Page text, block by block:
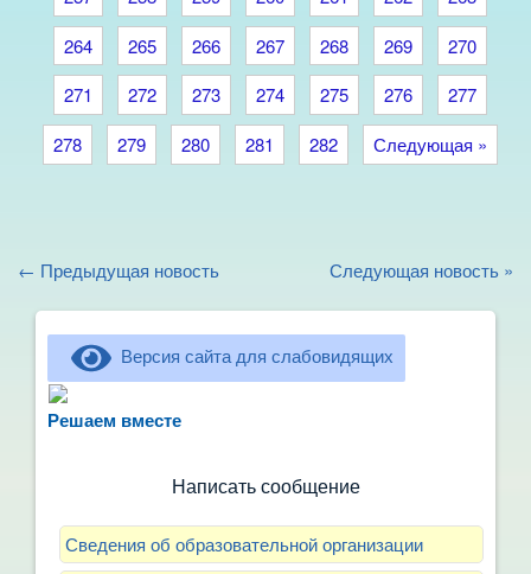
264
265 266 267 268 269
270
271
272 273 274 275 276
277
278
279 280 281 282 Следующая »
← Предыдущая новость Следующая новость »
Версия сайта для слабовидящих
Решаем вместерассказать о воспитателях? Знаете, как
Написать сообщение
Сведения об образовательной организации